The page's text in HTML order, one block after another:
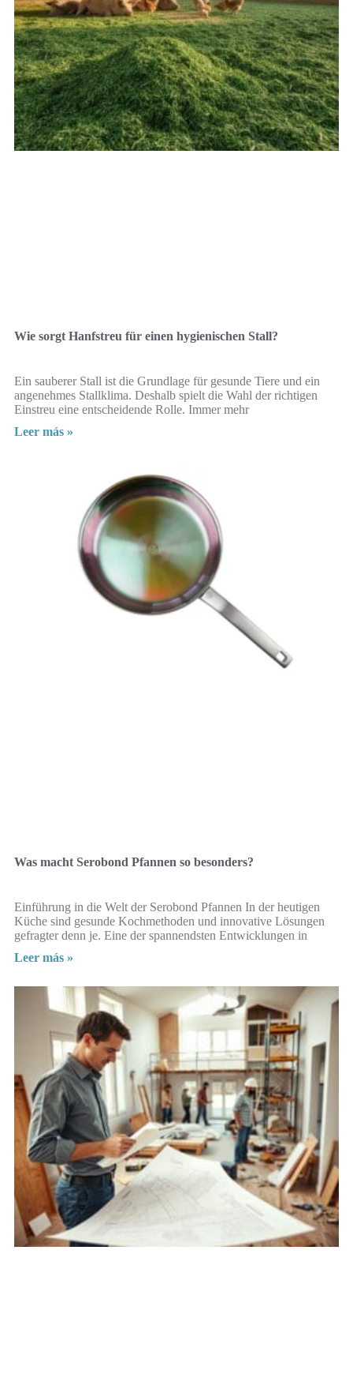
Wie sorgt Hanfstreu für einen hygienischen Stall?
Ein sauberer Stall ist die Grundlage für gesunde Tiere und ein
angenehmes Stallklima. Deshalb spielt die Wahl der richtigen
Einstreu eine entscheidende Rolle. Immer mehr
Leer más »
Was macht Serobond Pfannen so besonders?
Einführung in die Welt der Serobond Pfannen In der heutigen
Küche sind gesunde Kochmethoden und innovative Lösungen
gefragter denn je. Eine der spannendsten Entwicklungen in
Leer más »